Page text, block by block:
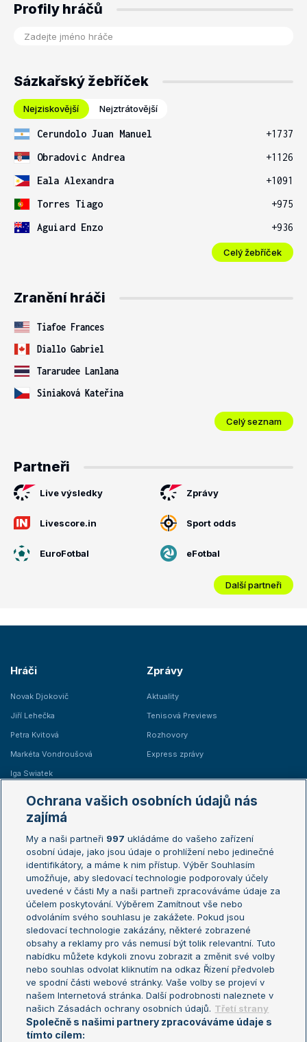
Profily hráčů
Sázkařský žebříček
Nejziskovější Nejztrátovější
Cerundolo Juan Manuel
+1737
Obradovic Andrea
+1126
Eala Alexandra
+1091
Torres Tiago
+975
Aguiard Enzo
+936
Celý žebříček
Zranění hráči
Tiafoe Frances
Diallo Gabriel
Tararudee Lanlana
Siniaková Kateřina
Celý seznam
Partneři
Live výsledky Zprávy
Livescore.in Sport odds
EuroFotbal eFotbal
Další partneři
Hráči
Novak Djokovič
Jiří Lehečka
Petra Kvitová
Markéta Vondroušová
Iga Swiatek
Zprávy
Aktuality
Tenisová Previews
Rozhovory
Express zprávy
Žebříčky
Žebříček ATP (muži)
Žebříček WTA (ženy)
Sázkařský žebříček
Australian Open
French Open
Wimbledon
US Open
Turnaj mistrů
Turnaj mistryň
Aktualní trendy
Fotbalové přestupy
Livesport Daily
LS Prague Open
Ochrana vašich osobních údajů nás
zajímá
My a naši partneři 997 ukládáme do vašeho zařízení
osobní údaje, jako jsou údaje o prohlížení nebo jedinečné
identifikátory, a máme k nim přístup. Výběr Souhlasím
umožňuje, aby sledovací technologie podporovaly účely
uvedené v části My a naši partneři zpracováváme údaje za
účelem poskytování. Výběrem Zamítnout vše nebo
odvoláním svého souhlasu je zakážete. Pokud jsou
sledovací technologie zakázány, některé zobrazené
obsahy a reklamy pro vás nemusí být tolik relevantní. Tuto
nabídku můžete kdykoli znovu zobrazit a změnit své volby
nebo souhlas odvolat kliknutím na odkaz Řízení předvoleb
ve spodní části webové stránky. Vaše volby se projeví v
našem Internetová stránka. Další podrobnosti naleznete v
našich Zásadách ochrany osobních údajů. Třetí strany
Společně s našimi partnery zpracováváme údaje s
tímto cílem: